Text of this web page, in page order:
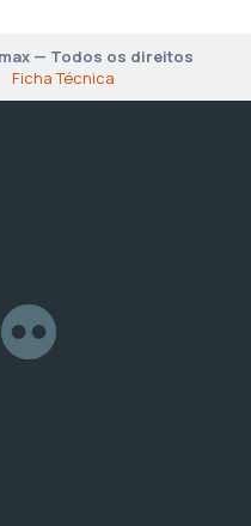
— Todos os direitos
Ficha Técnica